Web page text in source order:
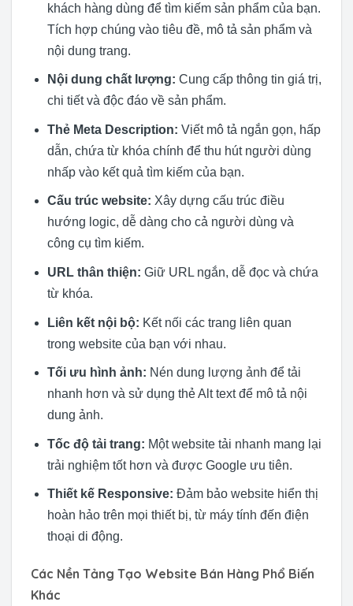
khách hàng dùng để tìm kiếm sản phẩm của bạn.
Tích hợp chúng vào tiêu đề, mô tả sản phẩm và
nội dung trang.
Nội dung chất lượng: Cung cấp thông tin giá trị,
chi tiết và độc đáo về sản phẩm.
Thẻ Meta Description: Viết mô tả ngắn gọn, hấp
dẫn, chứa từ khóa chính để thu hút người dùng
nhấp vào kết quả tìm kiếm của bạn.
Cấu trúc website: Xây dựng cấu trúc điều
hướng logic, dễ dàng cho cả người dùng và
công cụ tìm kiếm.
URL thân thiện: Giữ URL ngắn, dễ đọc và chứa
từ khóa.
Liên kết nội bộ: Kết nối các trang liên quan
trong website của bạn với nhau.
Tối ưu hình ảnh: Nén dung lượng ảnh để tải
nhanh hơn và sử dụng thẻ Alt text để mô tả nội
dung ảnh.
Tốc độ tải trang: Một website tải nhanh mang lại
trải nghiệm tốt hơn và được Google ưu tiên.
Thiết kế Responsive: Đảm bảo website hiển thị
hoàn hảo trên mọi thiết bị, từ máy tính đến điện
thoại di động.
Các Nền Tảng Tạo Website Bán Hàng Phổ Biến
Khác